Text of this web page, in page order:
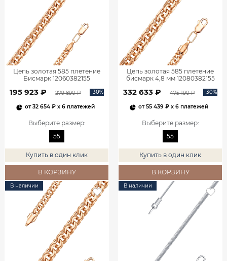
Цепь золотая 585 плетение
Бисмарк 12060382155
195 923 ₽ 279 890 ₽ -30%
от32 654 ₽ x 6 платежей
Выберите размер:
55
Купить в один клик
В КОРЗИНУ
Цепь золотая 585 плетение
бисмарк 4,8 мм 12080382155
332 633 ₽ 475 190 ₽ -30%
от55 439 ₽ x 6 платежей
Выберите размер:
55
Купить в один клик
В КОРЗИНУ
В наличии В наличии